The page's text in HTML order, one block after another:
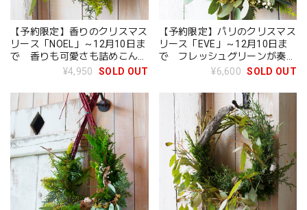
【予約限定】香りのクリスマス
リース「NOEL」～12月10日ま
で 香りも可愛さも詰めこん
だ、ナチュラルリース
¥4,950 SOLD OUT
【予約限定】パリのクリスマス
リース「EVE」～12月10日ま
で フレッシュグリーンが奏で
る、エスプリ香るリース
¥6,600 SOLD OUT